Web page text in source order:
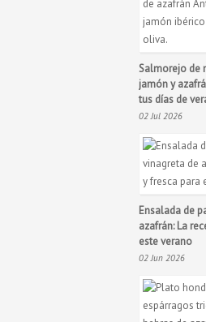
Salmorejo de
jamón y
tus días de
02 Jul 2026
Ensalada de
azafrán: La
este verano
02 Jun 2026